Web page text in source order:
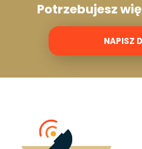
Potrzebujesz
NAPISZ